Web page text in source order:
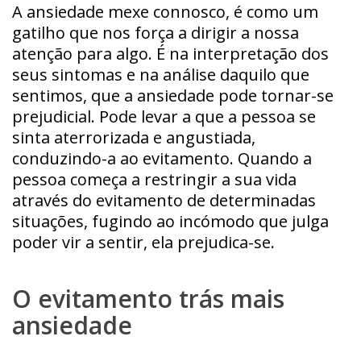
A ansiedade mexe connosco, é como um
gatilho que nos força a dirigir a nossa
atenção para algo. É na interpretação dos
seus sintomas e na análise daquilo que
sentimos, que a ansiedade pode tornar-se
prejudicial. Pode levar a que a pessoa se
sinta aterrorizada e angustiada,
conduzindo-a ao evitamento. Quando a
pessoa começa a restringir a sua vida
através do evitamento de determinadas
situações, fugindo ao incómodo que julga
poder vir a sentir, ela prejudica-se.
O evitamento trás mais
ansiedade